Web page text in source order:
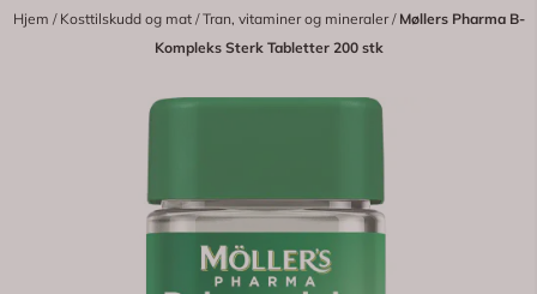
Hjem / Kosttilskudd og mat /Tran, vitaminer og mineraler/ Møllers Pharma B-
Kompleks Sterk Tabletter 200 stk